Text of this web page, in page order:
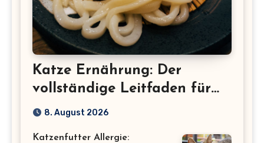
Katze Ernährung: Der
vollständige Leitfaden für
eine gesunde Katze
8. August 2026
Katzenfutter Allergie: